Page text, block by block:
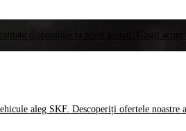
disponibile la nivel global. Găsiți
aleg SKF. Descoperiți ofertele noastre